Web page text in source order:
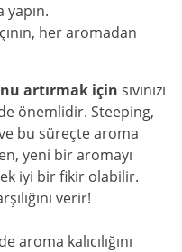
yapın.
her aromadan
artırmak için sıvınızı
önemlidir. Steeping,
bu süreçte aroma
yeni bir aromayı
iyi bir fikir olabilir.
verir!
kalıcılığını